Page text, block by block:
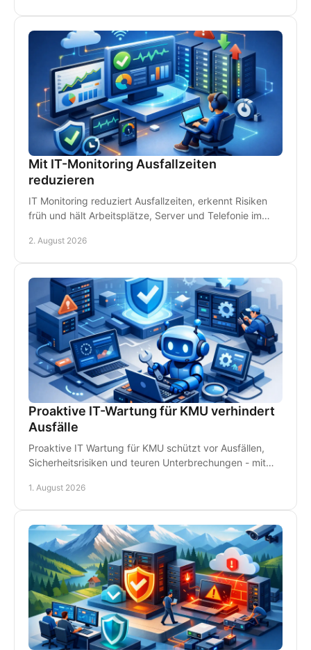
Mit IT-Monitoring Ausfallzeiten
reduzieren
IT Monitoring reduziert Ausfallzeiten, erkennt Risiken
früh und hält Arbeitsplätze, Server und Telefonie im
2. August 2026
Proaktive IT-Wartung für KMU verhindert
Ausfälle
Proaktive IT Wartung für KMU schützt vor Ausfällen,
Sicherheitsrisiken und teuren Unterbrechungen - mit
1. August 2026